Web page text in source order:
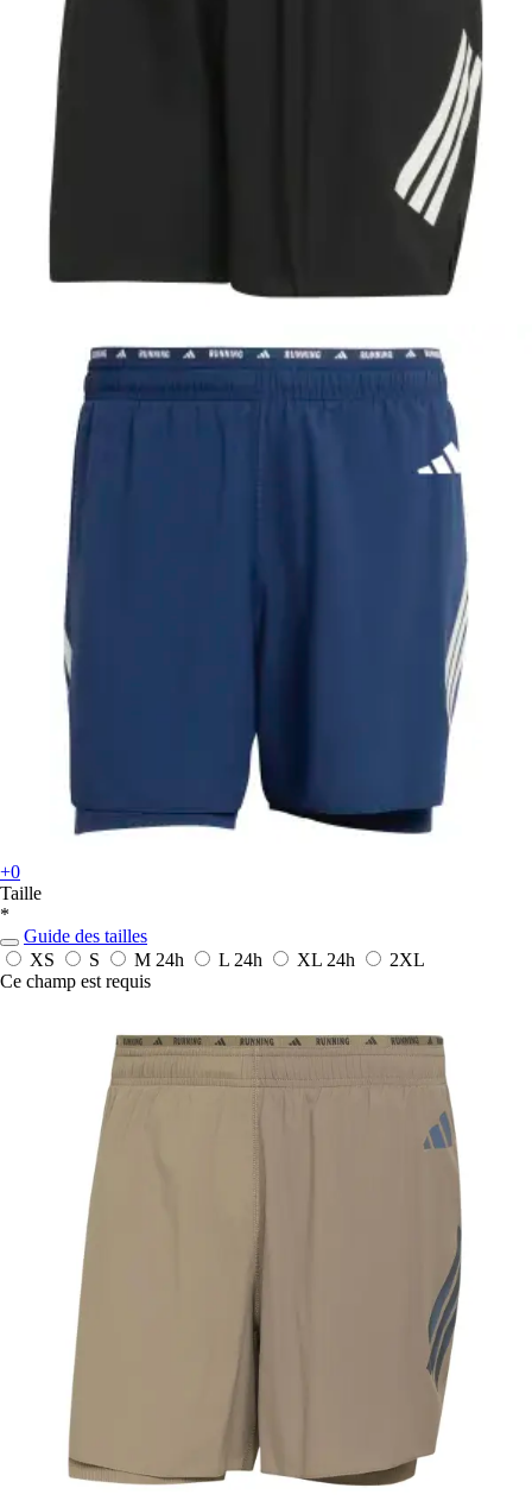
+0
Taille
*
Guide des tailles
XS
S M 24h L 24h XL 24h
2XL
Ce champ est requis